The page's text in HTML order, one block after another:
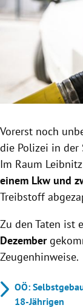
Untermenü
Untermenü
Untermenü
Untermenü
Untermenü
Vorerst noch
die Polizei in der
Im Raum
einem Lkw und
Treibstoff
Zu den Taten ist
Dezember
Zeugenhinweise.
OÖ:
18-Jährigen